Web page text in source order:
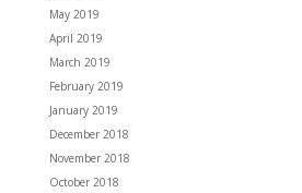
May 2019
April 2019
March 2019
February 2019
January 2019
December 2018
November 2018
October 2018